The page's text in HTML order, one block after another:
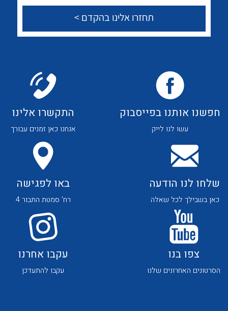
לכל מוצרי היצרן לכל מוצרי היצרן
לכל מוצרי היצרן לכל מוצרי היצרן
חפשנו אותנו בפייסבוק
עשו לנו לייק
התקשרו אלינו
אנחנו כאן זמנים עבורך
שלחו לנו הודעה
כאן בשבילך לכל שאלה
באו לפגישה
רח' סמטת התבור 4
צפו בנו
הסרטונים האחרונים שלנו
עקבו אחרנו
עקבו להתעדכן